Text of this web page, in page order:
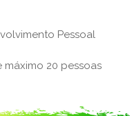
Pessoal
máximo 20 pessoas